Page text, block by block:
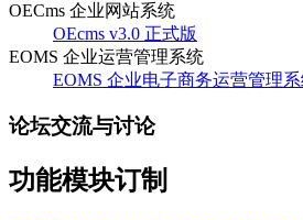
OECms 企业网站系统
OEcms v3.0 正式版
EOMS 企业运营管理系统
EOMS 企业电子商务运营管理
论坛交流与讨论
功能模块订制